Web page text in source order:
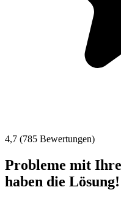
4,7 (785 Bewertungen)
Probleme mit
haben die Lösung!